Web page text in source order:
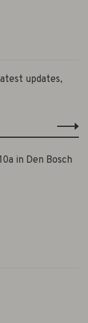
updates,
in Den Bosch